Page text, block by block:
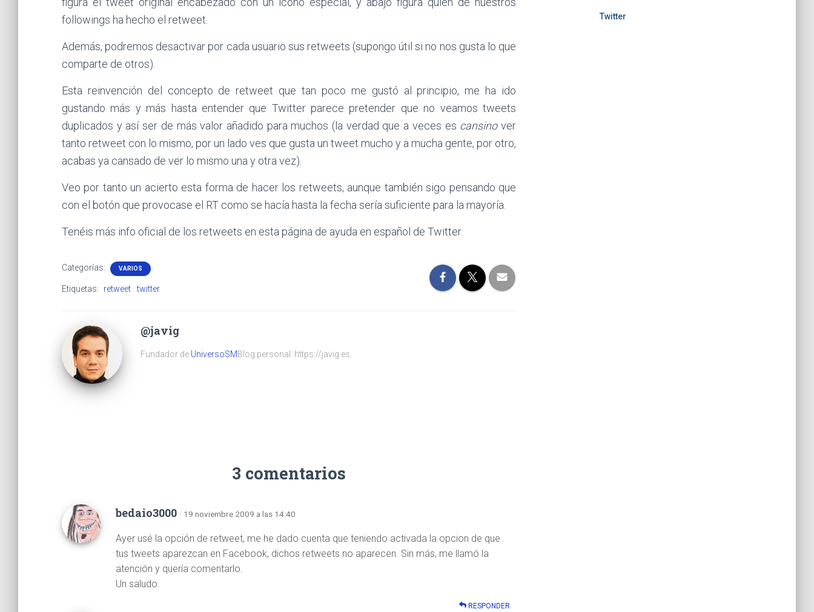
followings ha hecho el retweet.
Además, podremos desactivar por cada usuario sus retweets (supongo útil si no nos gusta lo que
comparte de otros).
Esta reinvención del concepto de retweet que tan poco me gustó al principio, me ha ido
gustando más y más hasta entender que Twitter parece pretender que no veamos tweets
duplicados y así ser de más valor añadido para muchos (la verdad que a veces es cansinover
tanto retweet con lo mismo, por un lado ves que gusta un tweet mucho y a mucha gente, por otro,
acabas ya cansado de ver lo mismo una y otra vez).
Veo por tanto un acierto esta forma de hacer los retweets, aunque también sigo pensando que
con el botón que provocase el RT como se hacía hasta la fecha sería suficiente para la mayoría.
Tenéis más info oficial de los retweets en esta página de ayuda en español de Twitter.
Categorías: VARIOS
Etiquetas: retweet twitter
@javig
Fundador de UniversoSMBlog personal: https://javig.es
3 comentarios
bedaio3000 · 19 noviembre 2009 a las 14:40
Ayer usé la opción de retweet, me he dado cuenta que teniendo activada la opcion de que
tus tweets aparezcan en Facebook, dichos retweets no aparecen. Sin más, me llamó la
atención y quería comentarlo.
Un saludo.
RESPONDER
Twitter